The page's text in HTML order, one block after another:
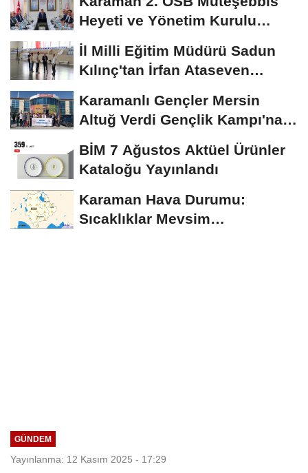
Heyeti ve Yönetim Kurulu
Toplantısı Gerçekleştirildi
İl Milli Eğitim Müdürü Sadun
Kılınç'tan İrfan Ataseven
Karamanlı Gençler Mersin
Altuğ Verdi Gençlik Kampı'na
Uğurlandı
BİM 7 Ağustos Aktüel Ürünler
Kataloğu Yayınlandı
Karaman Hava Durumu:
Sıcaklıklar Mevsim
GÜNDEM
Yayınlanma: 12 Kasım 2025 - 17:29